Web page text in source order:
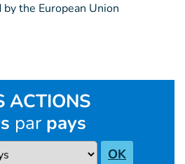
ACTIONS
par pays
OK